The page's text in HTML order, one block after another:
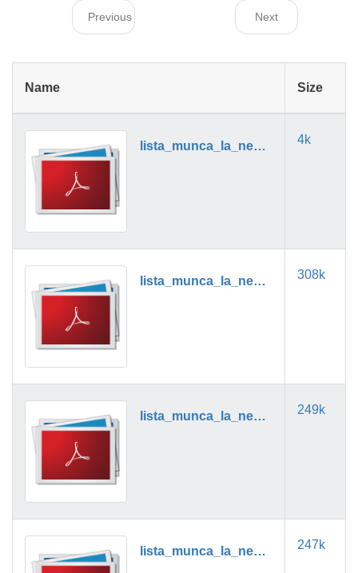
Previous Next
Name Size
lista_munca_la_negru_01_2019.pdf 4k
lista_munca_la_negru_02_2019.pdf 308k
lista_munca_la_negru_03_2019.pdf 249k
lista_munca_la_negru_04_2019.pdf 247k